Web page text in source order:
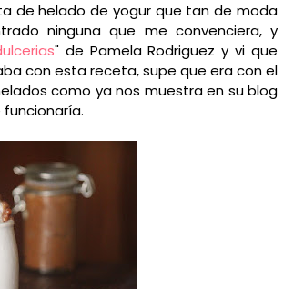
de helado de yogur que tan de moda
ninguna que me convenciera, y
" de Pamela Rodriguez y vi que
con esta receta, supe que era con el
como ya nos muestra en su blog